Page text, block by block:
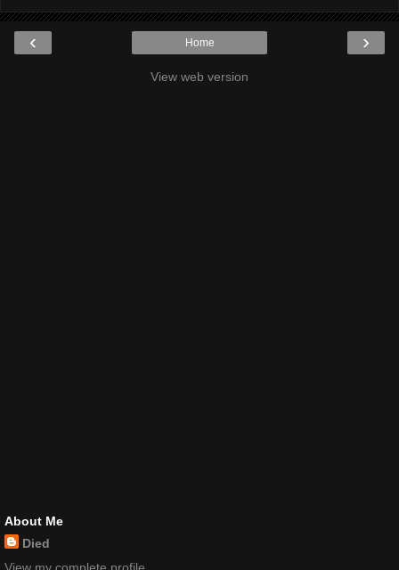
‹ ›
Home
View web version
About Me
Died
View my complete profile